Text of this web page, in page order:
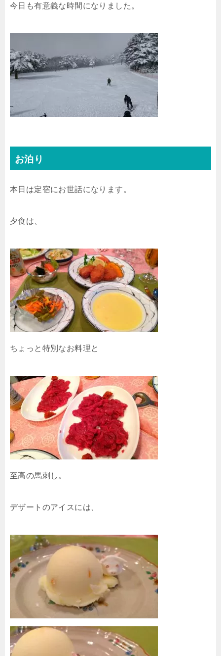
今日も有意義な時間になりました。
お泊り
本日は定宿にお世話になります。
夕食は、
ちょっと特別なお料理と
至高の馬刺し。
デザートのアイスには、